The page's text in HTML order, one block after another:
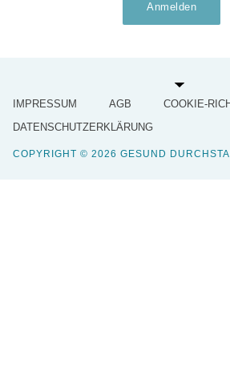
Anmelden
IMPRESSUM AGB
COOKIE-
DATENSCHUTZERKLÄRUNG
COPYRIGHT © 2026 GESUND